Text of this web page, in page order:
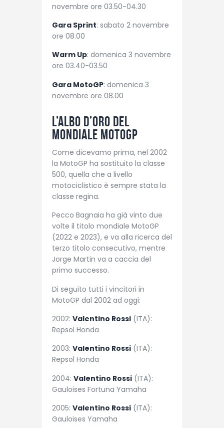
novembre ore 03.50-04.30
Gara Sprint: sabato 2 novembre
ore 08.00
Warm Up: domenica 3 novembre
ore 03.40-03.50
Gara MotoGP: domenica 3
novembre ore 08.00
L’albo d’oro del
Mondiale MotoGP
Come dicevamo prima, nel 2002
la MotoGP ha sostituito la classe
500, quella che a livello
motociclistico è sempre stata la
classe regina.
Pecco Bagnaia ha già vinto due
volte il titolo mondiale MotoGP
(2022 e 2023), e va alla ricerca del
terzo titolo consecutivo, mentre
Jorge Martin va a caccia del
primo successo.
Di seguito tutti i vincitori in
MotoGP dal 2002 ad oggi:
2002: Valentino Rossi (ITA):
Repsol Honda
2003: Valentino Rossi (ITA):
Repsol Honda
2004: Valentino Rossi (ITA):
Gauloises Fortuna Yamaha
2005: Valentino Rossi (ITA):
Gauloises Yamaha